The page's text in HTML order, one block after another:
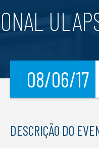
08/06/17
DESCRIÇÃO DO